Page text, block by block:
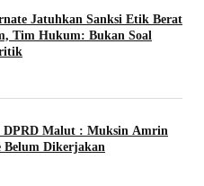
Jatuhkan Sanksi Etik Berat
Tim Hukum: Bukan Soal
DPRD Malut : Muksin Amrin
Belum Dikerjakan